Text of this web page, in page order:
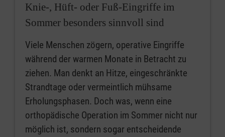
Knie-, Hüft- oder Fuß-Eingriffe im
Sommer besonders sinnvoll sind
Viele Menschen zögern, operative Eingriffe
während der warmen Monate in Betracht zu
ziehen. Man denkt an Hitze, eingeschränkte
Strandtage oder vermeintlich mühsame
Erholungsphasen. Doch was, wenn eine
orthopädische Operation im Sommer nicht nur
möglich ist, sondern sogar entscheidende